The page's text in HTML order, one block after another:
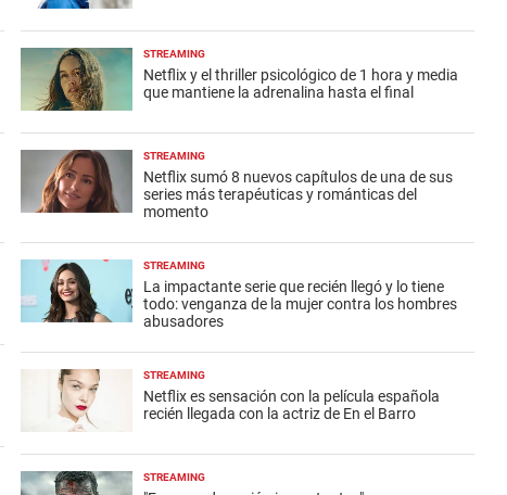
STREAMING
Netflix y el thriller psicológico de 1 hora y media
que mantiene la adrenalina hasta el final
STREAMING
Netflix sumó 8 nuevos capítulos de una de sus
series más terapéuticas y románticas del
momento
STREAMING
La impactante serie que recién llegó y lo tiene
todo: venganza de la mujer contra los hombres
abusadores
STREAMING
Netflix es sensación con la película española
recién llegada con la actriz de En el Barro
STREAMING